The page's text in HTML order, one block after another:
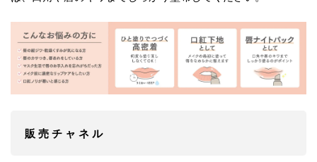
販 売 チ ャ ネ ル